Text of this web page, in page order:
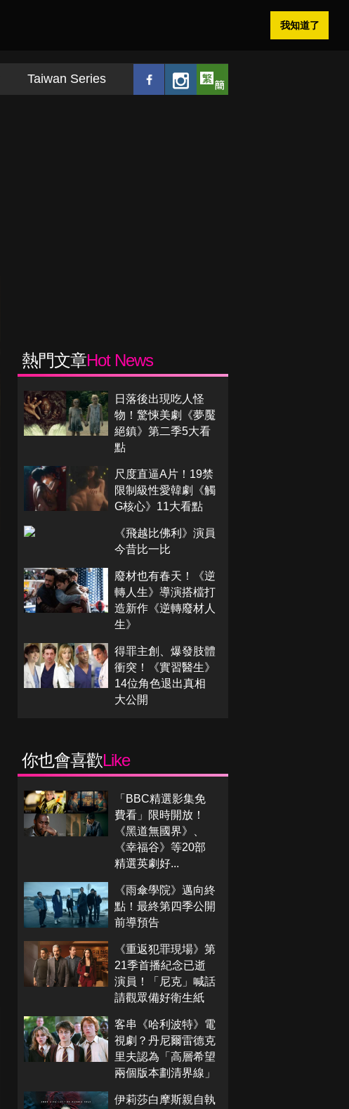
我知道了
Taiwan Series
熱門文章Hot News
日落後出現吃人怪
物！驚悚美劇《夢魘
絕鎮》第二季5大看
點
尺度直逼A片！19禁
限制級性愛韓劇《觸
G核心》11大看點
《飛越比佛利》演員
今昔比一比
廢材也有春天！《逆
轉人生》導演搭檔打
造新作《逆轉廢材人
生》
得罪主創、爆發肢體
衝突！《實習醫生》
14位角色退出真相
大公開
你也會喜歡Like
「BBC精選影集免
費看」限時開放！
《黑道無國界》、
《幸福谷》等20部
精選英劇好...
《雨傘學院》邁向終
點！最終第四季公開
前導預告
《重返犯罪現場》第
21季首播紀念已逝
演員！「尼克」喊話
請觀眾備好衛生紙
客串《哈利波特》電
視劇？丹尼爾雷德克
里夫認為「高層希望
兩個版本劃清界線」
伊莉莎白摩斯親自執